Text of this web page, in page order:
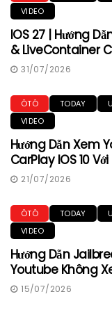
VIDEO
IOS 27 | Hướng
& LiveContainer
31/07/2026
ÔTÔ TODAY
VIDEO
Hướng Dẫn Xem
CarPlay IOS 10
21/07/2026
ÔTÔ TODAY
VIDEO
Hướng Dẫn
Youtube Không
15/07/2026